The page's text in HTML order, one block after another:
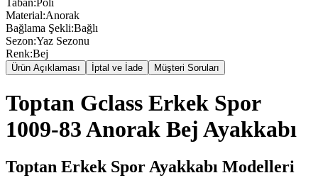
Material:Anorak
Bağlama Şekli:Bağlı
Sezon:Yaz Sezonu
Renk:Bej
Ürün Açıklaması İptal ve İade Müşteri Soruları
Toptan Gclass Erkek Spor
1009-83 Anorak Bej Ayakkabı
Toptan Erkek Spor Ayakkabı Modelleri